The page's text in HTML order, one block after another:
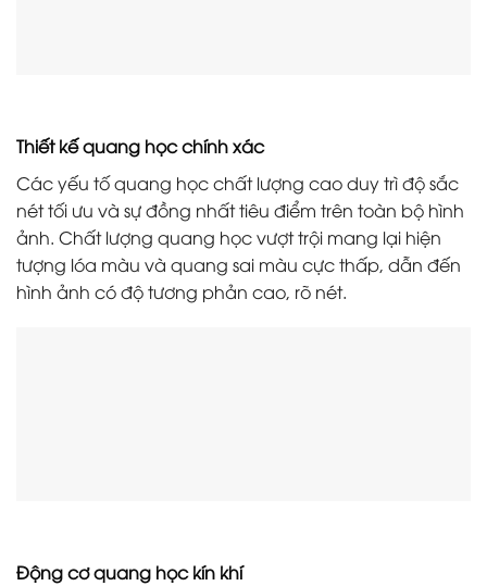
Thiết kế quang học chính xác
Các yếu tố quang học chất lượng cao duy trì độ sắc
nét tối ưu và sự đồng nhất tiêu điểm trên toàn bộ hình
ảnh. Chất lượng quang học vượt trội mang lại hiện
tượng lóa màu và quang sai màu cực thấp, dẫn đến
hình ảnh có độ tương phản cao, rõ nét.
Động cơ quang học kín khí